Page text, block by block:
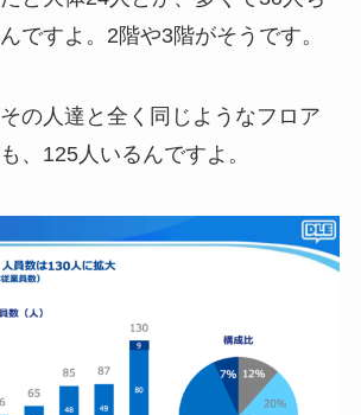
ですよ。2階や3階がそうです。
の人達と全く同じようなフロア
、125人いるんですよ。